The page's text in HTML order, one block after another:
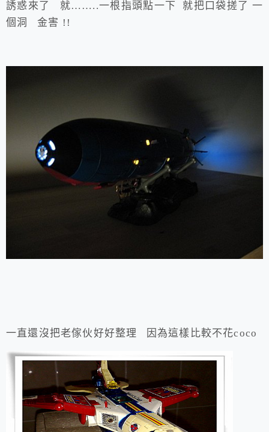
誘惑來了 就……..一根指頭點一下 就把口袋搓了 一
個洞 金害 !!
一直還沒把老傢伙好好整理 因為這樣比較不花coco